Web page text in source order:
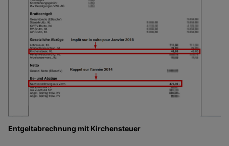
Entgeltabrechnung mit Kirchensteuer